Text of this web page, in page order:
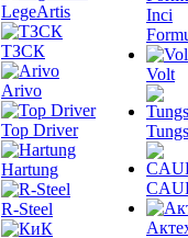
LegeArtis
ТЗСК
Arivo
Top Driver
Hartung
R-Steel
Inci
Volt